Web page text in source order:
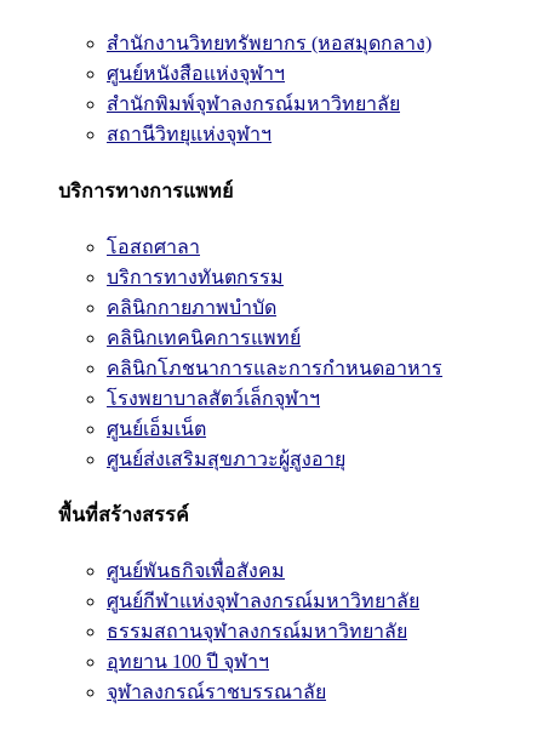
สำนักงานวิทยทรัพยากร (หอสมุดกลาง)
ศูนย์หนังสือแห่งจุฬาฯ
สำนักพิมพ์จุฬาลงกรณ์มหาวิทยาลัย
สถานีวิทยุแห่งจุฬาฯ
บริการทางการแพทย์
โอสถศาลา
บริการทางทันตกรรม
คลินิกกายภาพบำบัด
คลินิกเทคนิคการแพทย์
คลินิกโภชนาการและการกำหนดอาหาร
โรงพยาบาลสัตว์เล็กจุฬาฯ
ศูนย์เอ็มเน็ต
ศูนย์ส่งเสริมสุขภาวะผู้สูงอายุ
พื้นที่สร้างสรรค์
ศูนย์พันธกิจเพื่อสังคม
ศูนย์กีฬาแห่งจุฬาลงกรณ์มหาวิทยาลัย
ธรรมสถานจุฬาลงกรณ์มหาวิทยาลัย
อุทยาน 100 ปี จุฬาฯ
จุฬาลงกรณ์ราชบรรณาลัย